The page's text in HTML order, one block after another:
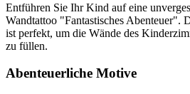
Entführen Sie Ihr Kind auf eine
Wandtattoo "Fantastisches Abenteuer".
ist perfekt, um die Wände des
zu füllen.
Abenteuerliche Motive